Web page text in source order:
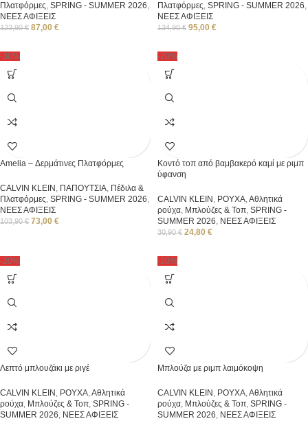
Πλατφόρμες, SPRING - SUMMER 2026,
ΝΕΕΣ ΑΦΙΞΕΙΣ
123,90€ 87,00 €
Πλατφόρμες, SPRING - SUMMER 2026,
ΝΕΕΣ ΑΦΙΞΕΙΣ
134,90€ 95,00 €
-30%
Amelia – Δερμάτινες Πλατφόρμες
CALVIN KLEIN , ΠΑΠΟΥΤΣΙΑ, Πέδιλα &
Πλατφόρμες, SPRING - SUMMER 2026,
ΝΕΕΣ ΑΦΙΞΕΙΣ
103,90€ 73,00 €
-20%
Κοντό τοπ από βαμβακερό καμί με ριμπ
ύφανση
CALVIN KLEIN , ΡΟΥΧΑ,Αθλητικά
ρούχα, Μπλούζες & Τοπ, SPRING -
SUMMER 2026, ΝΕΕΣ ΑΦΙΞΕΙΣ
30,90€ 24,80 €
-20%
Λεπτό μπλουζάκι με ριγέ
CALVIN KLEIN , ΡΟΥΧΑ,Αθλητικά
ρούχα, Μπλούζες & Τοπ, SPRING -
SUMMER 2026, ΝΕΕΣ ΑΦΙΞΕΙΣ
-20%
Μπλούζα με ριμπ λαιμόκοψη
CALVIN KLEIN , ΡΟΥΧΑ,Αθλητικά
ρούχα, Μπλούζες & Τοπ, SPRING -
SUMMER 2026, ΝΕΕΣ ΑΦΙΞΕΙΣ